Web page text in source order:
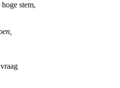
stem,